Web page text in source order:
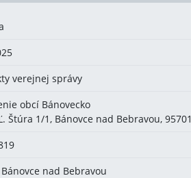
verejnej správy
obcí Bánovecko
Štúra 1/1, Bánovce nad Bebravou, 95701
nad Bebravou